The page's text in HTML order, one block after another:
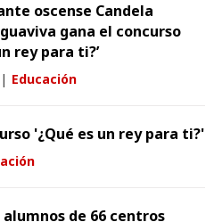
oscense Candela
gana el concurso
rey para ti?’
| Educación
'¿Qué es un rey para ti?'
alumnos de 66 centros